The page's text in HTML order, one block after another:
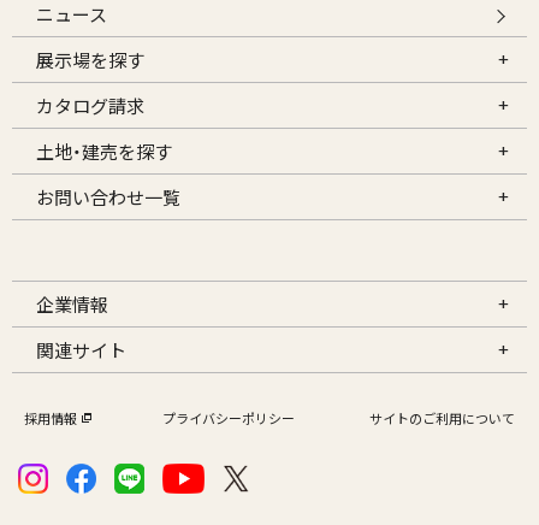
ニュース
展示場を探す
カタログ請求
土地・建売を探す
お問い合わせ一覧
企業情報
関連サイト
採用情報 プライバシーポリシー サイトのご利用について